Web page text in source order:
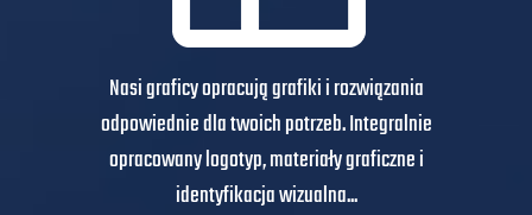
Nasi graficy opracują grafiki i rozwiązania
odpowiednie dla twoich potrzeb. Integralnie
opracowany logotyp, materiały graficzne i
identyfikacja wizualna...